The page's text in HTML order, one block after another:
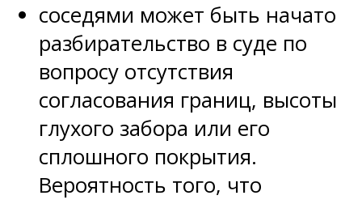
соседями может быть начато
разбирательство в суде по
вопросу отсутствия
согласования границ, высоты
глухого забора или его
сплошного покрытия.
Вероятность того, что